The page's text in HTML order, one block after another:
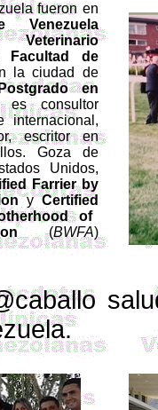
fueron en
Venezuela
Veterinario
Facultad de
la ciudad de
en
es consultor
internacional,
escritor en
Goza de
Unidos,
Farrier by
yCertified
of
(BWFA)